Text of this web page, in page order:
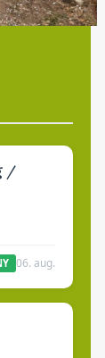
/
06. aug.